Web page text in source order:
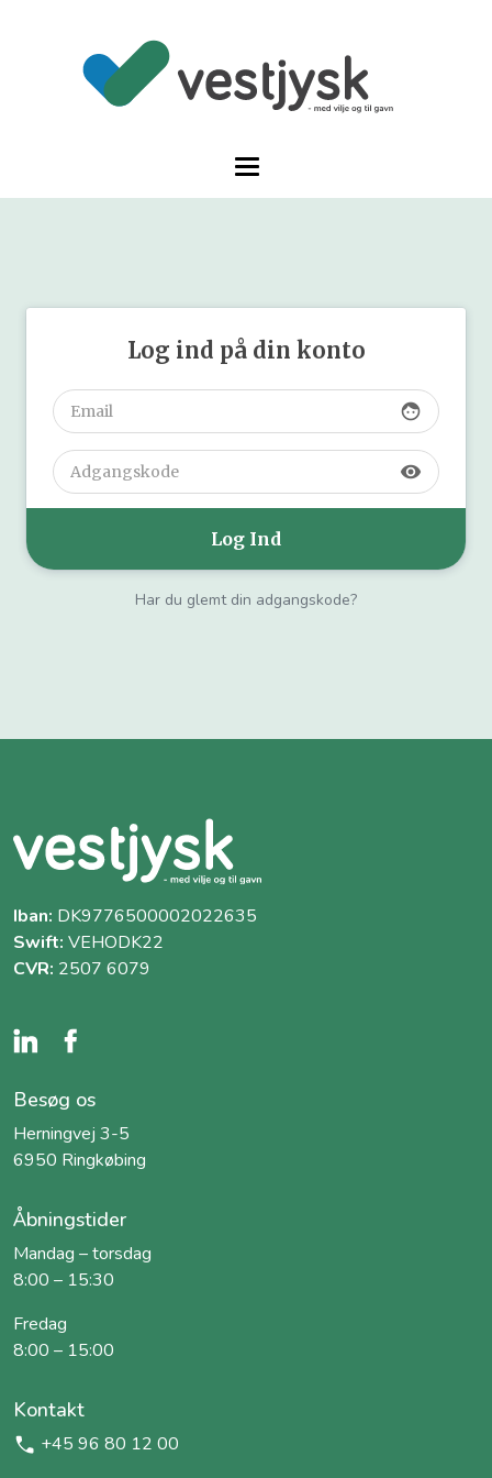
Log ind på din konto
face
visibility
Har du glemt din adgangskode?
Iban: DK9776500002022635
Swift: VEHODK22
CVR: 2507 6079
Besøg os
Herningvej 3-5
6950 Ringkøbing
Åbningstider
Mandag – torsdag
8:00 – 15:30
Fredag
8:00 – 15:00
Kontakt
+45 96 80 12 00